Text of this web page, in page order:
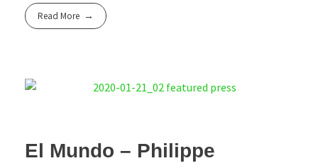
Read More
El Mundo – Philippe